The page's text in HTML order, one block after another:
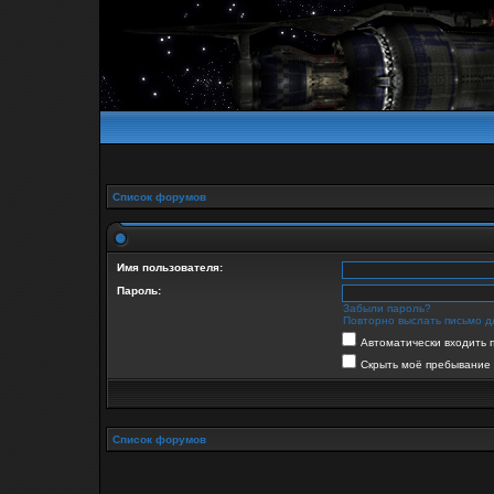
Список форумов
Имя пользователя:
Пароль:
Забыли пароль?
Повторно выслать письмо
Автоматически
Скрыть моё пребывание
Список форумов